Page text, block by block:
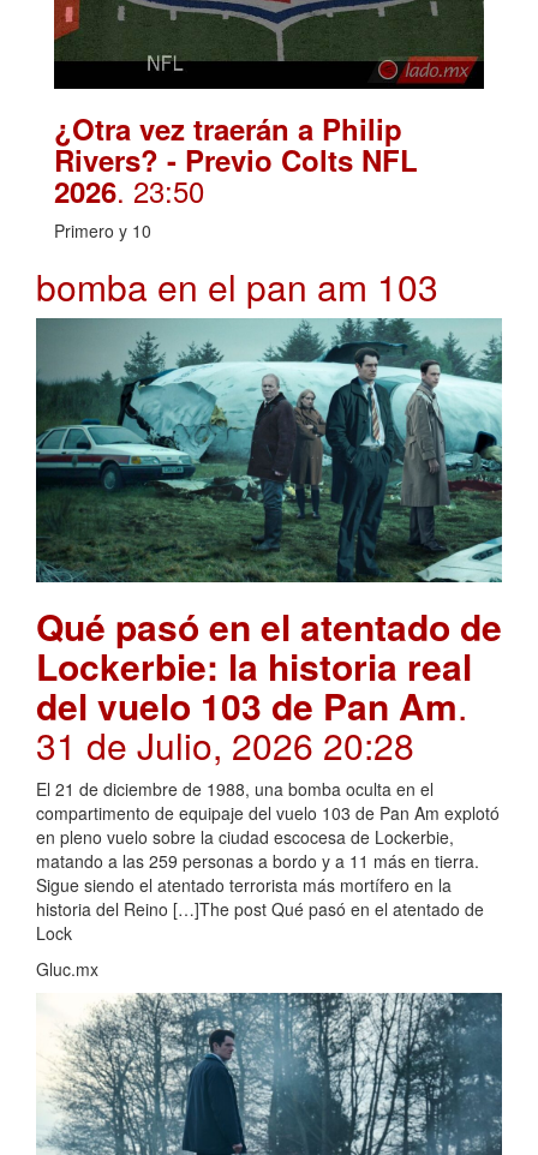
¿Otra vez traerán a Philip
Rivers? - Previo Colts NFL
2026. 23:50
Primero y 10
bomba en el pan am 103
Qué pasó en el atentado de
Lockerbie: la historia real
del vuelo 103 de Pan Am.
31 de Julio, 2026 20:28
El 21 de diciembre de 1988, una bomba oculta en el
compartimento de equipaje del vuelo 103 de Pan Am explotó
en pleno vuelo sobre la ciudad escocesa de Lockerbie,
matando a las 259 personas a bordo y a 11 más en tierra.
Sigue siendo el atentado terrorista más mortífero en la
historia del Reino […]The post Qué pasó en el atentado de
Lock
Gluc.mx